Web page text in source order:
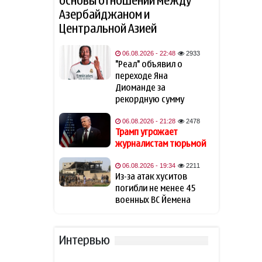
12:37
Лукашенко поручил
губернаторам развивать
торговлю на селе
12:30
Reuters: транзит в Ормузском
проливе на неделе
сократился на треть
12:11
Трамп признал, что США
необходимо пополнить
запасы вооружений
11:53
Глава Rheinmetall заявил о
неготовности ФРГ к атакам
главой Пентагона
Азербайджаном и
Центральной Азией
06.08.2026 - 22:48 2933
"Реал" объявил о
переходе Яна
Диоманде за
рекордную сумму
06.08.2026 - 21:28 2478
Трамп угрожает
журналистам тюрьмой
06.08.2026 - 19:34 2211
Из-за атак хуситов
погибли не менее 45
военных ВС Йемена
Интервью